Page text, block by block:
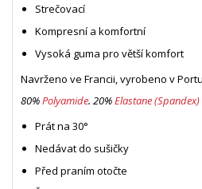
Strečovací
Kompresní a komfortní
Vysoká guma pro větší komfort
Navrženo ve Francii, vyrobeno v
80%Polyamide. 20%Elastane (Spandex)
Prát na 30°
Nedávat do sušičky
Před praním otočte